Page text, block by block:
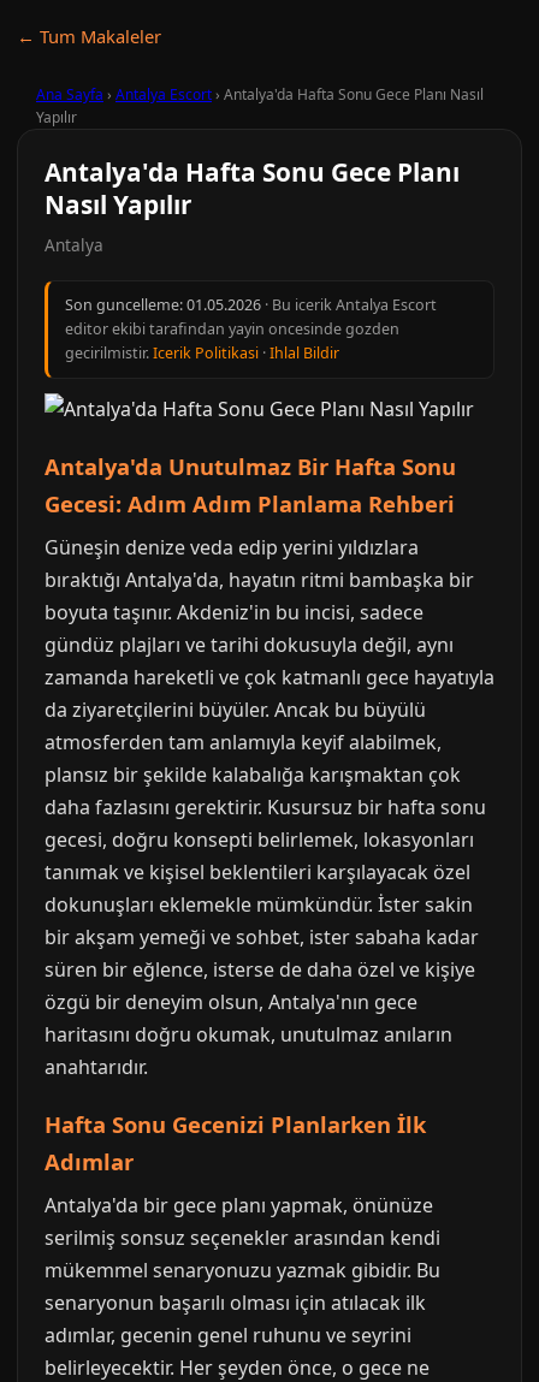
← Tum Makaleler
Ana Sayfa › Antalya Escort› Antalya'da Hafta Sonu Gece Planı Nasıl
Yapılır
Antalya'da Hafta Sonu Gece Planı
Nasıl Yapılır
Antalya
Son guncelleme:01.05.2026 · Bu icerik Antalya Escort
editor ekibi tarafindan yayin oncesinde gozden
gecirilmistir.Icerik Politikasi ·Ihlal Bildir
Antalya'da Unutulmaz Bir Hafta Sonu
Gecesi: Adım Adım Planlama Rehberi
Güneşin denize veda edip yerini yıldızlara
bıraktığı Antalya'da, hayatın ritmi bambaşka bir
boyuta taşınır. Akdeniz'in bu incisi, sadece
gündüz plajları ve tarihi dokusuyla değil, aynı
zamanda hareketli ve çok katmanlı gece hayatıyla
da ziyaretçilerini büyüler. Ancak bu büyülü
atmosferden tam anlamıyla keyif alabilmek,
plansız bir şekilde kalabalığa karışmaktan çok
daha fazlasını gerektirir. Kusursuz bir hafta sonu
gecesi, doğru konsepti belirlemek, lokasyonları
tanımak ve kişisel beklentileri karşılayacak özel
dokunuşları eklemekle mümkündür. İster sakin
bir akşam yemeği ve sohbet, ister sabaha kadar
süren bir eğlence, isterse de daha özel ve kişiye
özgü bir deneyim olsun, Antalya'nın gece
haritasını doğru okumak, unutulmaz anıların
anahtarıdır.
Hafta Sonu Gecenizi Planlarken İlk
Adımlar
Antalya'da bir gece planı yapmak, önünüze
serilmiş sonsuz seçenekler arasından kendi
mükemmel senaryonuzu yazmak gibidir. Bu
senaryonun başarılı olması için atılacak ilk
adımlar, gecenin genel ruhunu ve seyrini
belirleyecektir. Her şeyden önce, o gece ne